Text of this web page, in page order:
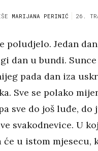
MARIJANA PERINIĆ 26.
poludjelo. Jedan
dan u bundi.
pada dan iza
Sve se polako
sve do još luđe, do
svakodnevice. U
će u istom mjesecu,